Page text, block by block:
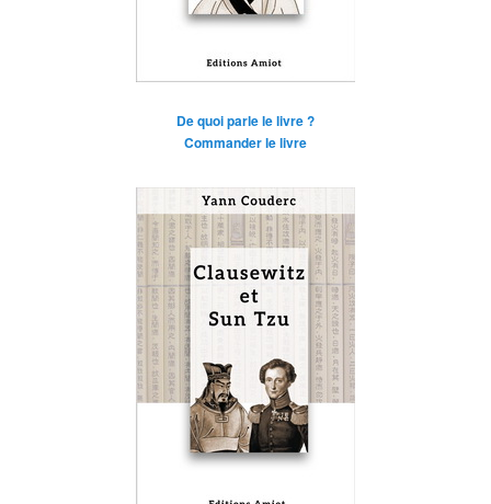
De quoi parle le livre ?
Commander le livre